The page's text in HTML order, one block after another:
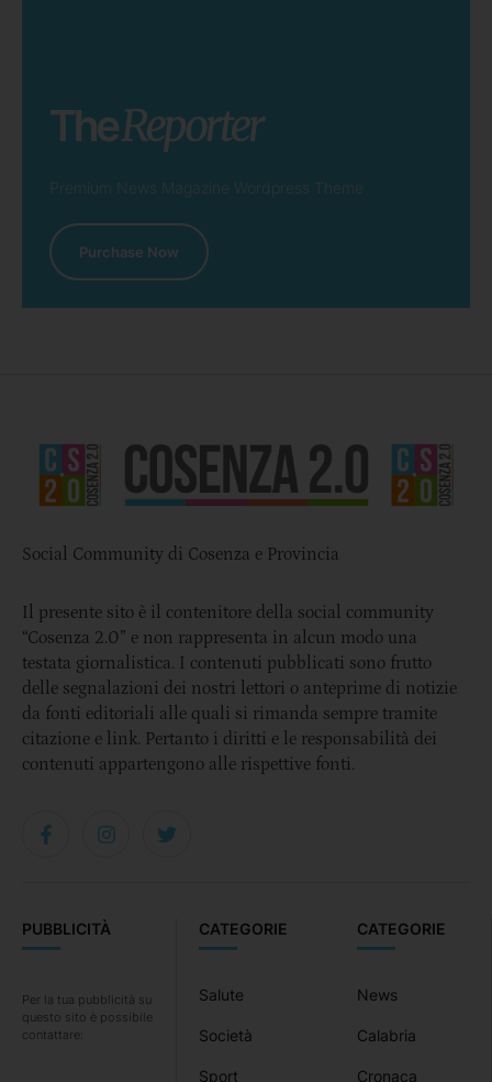
Premium News Magazine Wordpress Theme
Purchase Now
CATEGORIE
News
Calabria
Cronaca
CATEGORIE
Salute
Società
Sport
PUBBLICITÀ
Per la tua pubblicità su
questo sito è possibile
contattare:
Social Community di Cosenza e Provincia
Il presente sito è il contenitore della social community
“Cosenza 2.0” e non rappresenta in alcun modo una
testata giornalistica. I contenuti pubblicati sono frutto
delle segnalazioni dei nostri lettori o anteprime di notizie
da fonti editoriali alle quali si rimanda sempre tramite
citazione e link. Pertanto i diritti e le responsabilità dei
contenuti appartengono alle rispettive fonti.